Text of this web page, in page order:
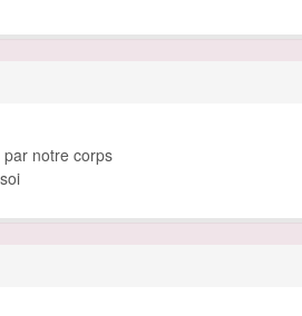
notre corps